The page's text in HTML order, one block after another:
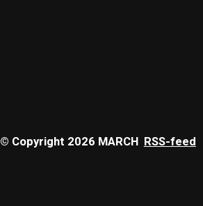
© Copyright 2026 MARCH RSS-feed